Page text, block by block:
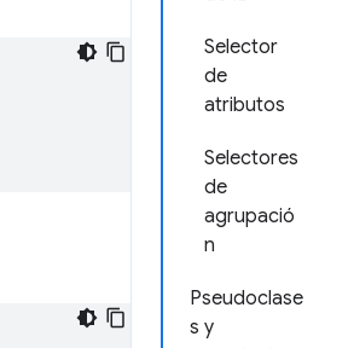
Selector
de
atributos
Selectores
de
agrupació
n
Pseudoclase
s y